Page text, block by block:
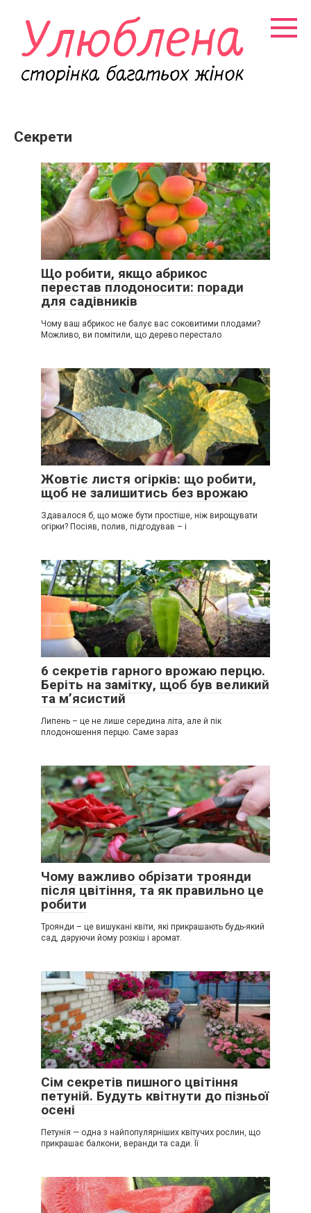
контенту
Секрети
Що робити, якщо абрикос
перестав плодоносити: поради
для садівників
Чому ваш абрикос не балує вас соковитими плодами?
Можливо, ви помітили, що дерево перестало
Жовтіє листя огірків: що робити,
щоб не залишитись без врожаю
Здавалося б, що може бути простіше, ніж вирощувати
огірки? Посіяв, полив, підгодував – і
6 секретів гарного врожаю перцю.
Беріть на замітку, щоб був великий
та м’ясистий
Липень – це не лише середина літа, але й пік
плодоношення перцю. Саме зараз
Чому важливо обрізати троянди
після цвітіння, та як правильно це
робити
Троянди – це вишукані квіти, які прикрашають будь-який
сад, даруючи йому розкіш і аромат.
Сім секретів пишного цвітіння
петуній. Будуть квітнути до пізньої
осені
Петунія — одна з найпопулярніших квітучих рослин, що
прикрашає балкони, веранди та сади. Її